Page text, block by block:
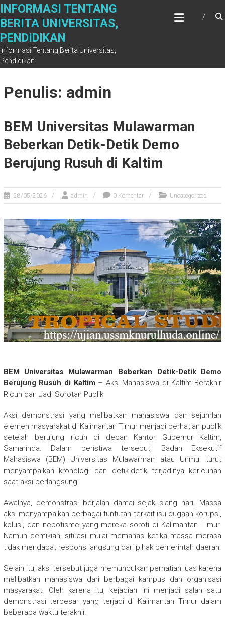
Skip
content
INFORMASI TENTANG
BERITA UNIVERSITAS,
PENDIDIKAN
Informasi Tentang Berita Universitas,
Pendidikan
Penulis: admin
BEM Universitas Mulawarman
Beberkan Detik-Detik Demo
Berujung Rusuh di Kaltim
28/05/2026 admin 0 Komentar Uncategorized
BEM Universitas Mulawarman Beberkan Detik-Detik Demo
Berujung Rusuh di Kaltim – Aksi Mahasiswa di Kaltim Berakhir
Ricuh dan Jadi Sorotan Publik
Aksi demonstrasi yang melibatkan mahasiswa dan sejumlah
elemen masyarakat di Kalimantan Timur menjadi perhatian publik
setelah berujung ricuh di depan Kantor Gubernur Kaltim,
Samarinda. Dalam peristiwa tersebut, Badan Eksekutif
Mahasiswa (BEM) Universitas Mulawarman atau Unmul turut
menyampaikan kronologi dan detik-detik terjadinya kericuhan
saat aksi berlangsung.
Awalnya, demonstrasi berjalan damai sejak siang hari. Massa
aksi menyampaikan berbagai tuntutan terkait isu dugaan korupsi,
kolusi, dan nepotisme yang mereka soroti di Kalimantan Timur.
Namun demikian, situasi mulai memanas ketika massa merasa
tidak mendapat respons langsung dari pihak pemerintah daerah.
Selain itu, aksi tersebut juga memunculkan perhatian luas karena
melibatkan mahasiswa dari berbagai kampus dan organisasi
masyarakat. Oleh karena itu, kejadian ini menjadi salah satu
demonstrasi terbesar yang terjadi di Kalimantan Timur dalam
beberapa waktu terakhir.